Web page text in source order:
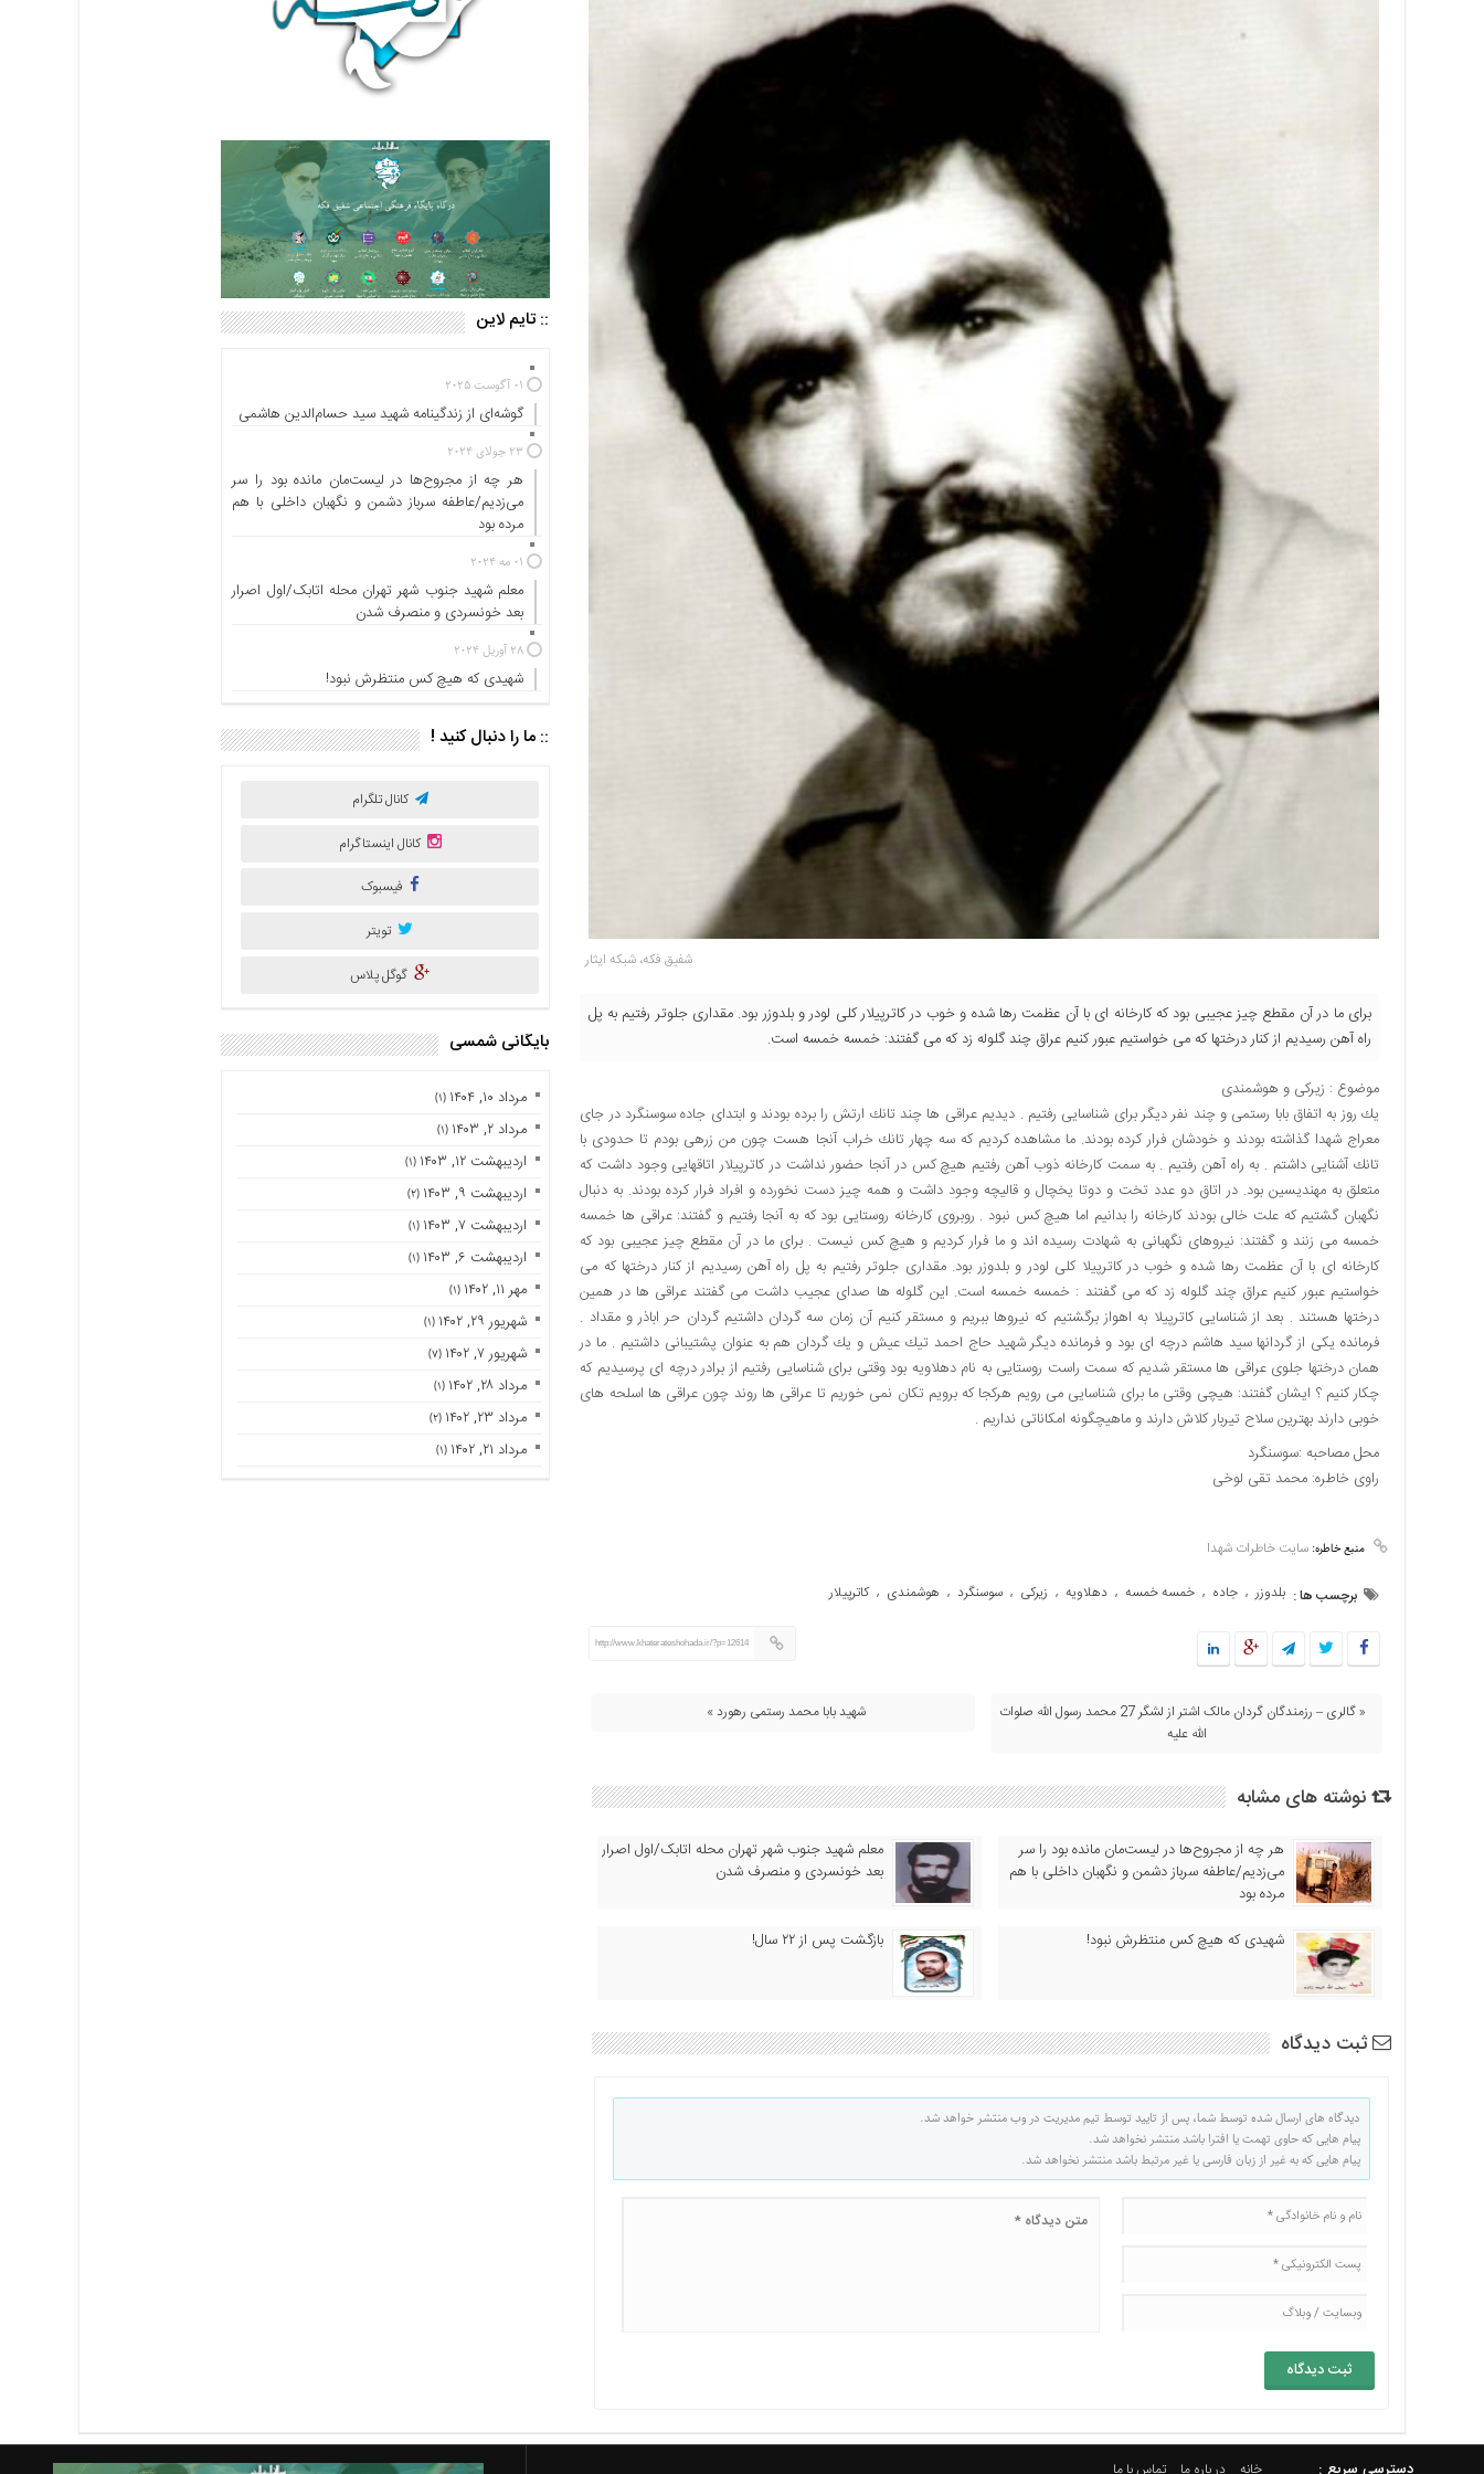
شفیق فکه، شبکه ایثار
برای ما در آن مقطع چیز عجیبی بود كه كارخانه ای با آن عظمت رها شده و خوب در كاترپیلار كلی لودر و بلدوزر بود. مقداری جلوتر رفتیم به پل
راه آهن رسیدیم از كنار درختها كه می خواستیم عبور كنیم عراق چند گلوله زد كه می گفتند: خمسه خمسه است.
موضوع : زیركی و هوشمندی
یك روز به اتفاق بابا رستمی و چند نفر دیگر برای شناسایی رفتیم . دیدیم عراقی ها چند تانك ارتش را برده بودند و ابتدای جاده سوسنگرد در جای
معراج شهدا گذاشته بودند و خودشان فرار كرده بودند. ما مشاهده كردیم كه سه چهار تانك خراب آنجا هست چون من زرهی بودم تا حدودی با
تانك آشنایی داشتم . به راه آهن رفتیم . به سمت كارخانه ذوب آهن رفتیم هیچ كس در آنجا حضور نداشت در كاترپیلار اتاقهایی وجود داشت كه
متعلق به مهندیسین بود. در اتاق دو عدد تخت و دوتا یخچال و قالیچه وجود داشت و همه چیز دست نخورده و افراد فرار كرده بودند. به دنبال
نگهبان گشتیم كه علت خالی بودند كارخانه را بدانیم اما هیچ كس نبود . روبروی كارخانه روستایی بود كه به آنجا رفتیم و گفتند: عراقی ها خمسه
خمسه می زنند و گفتند: نیروهای نگهبانی به شهادت رسیده اند و ما فرار كردیم و هیچ كس نیست . برای ما در آن مقطع چیز عجیبی بود كه
كارخانه ای با آن عظمت رها شده و خوب در كاترپیلا كلی لودر و بلدوزر بود. مقداری جلوتر رفتیم به پل راه آهن رسیدیم از كنار درختها كه می
خواستیم عبور كنیم عراق چند گلوله زد كه می گفتند : خمسه خمسه است. این گلوله ها صدای عجیب داشت می گفتند عراقی ها در همین
درختها هستند . بعد از شناسایی كاترپیلا به اهواز برگشتیم كه نیروها ببریم و مستقر كنیم آن زمان سه گردان داشتیم گردان حر اباذر و مقداد .
فرمانده یكی از گردانها سید هاشم درچه ای بود و فرمانده دیگر شهید حاج احمد تیك عیش و یك گردان هم به عنوان پشتیبانی داشتیم . ما در
همان درختها جلوی عراقی ها مستقر شدیم كه سمت راست روستایی به نام دهلاویه بود وقتی برای شناسایی رفتیم از برادر درچه ای پرسیدیم كه
چكار كنیم ؟ ایشان گفتند: هیچی وقتی ما برای شناسایی می رویم هركجا كه برویم تكان نمی خوریم تا عراقی ها روند چون عراقی ها اسلحه های
خوبی دارند بهترین سلاح تیربار كلاش دارند و ماهیچگونه امكاناتی نداریم .
محل مصاحبه :سوسنگرد
راوی خاطره: محمد تقی لوخی
منبع خاطره: سایت خاطرات شهدا
برچسب ها : بلدوزر , جاده , خمسه خمسه , دهلاویه , زیرکی , سوسنگرد , هوشمندی , کاترپیلار
http://www.khaterateshohada.ir/?p=12614
« گالری – رزمندگان گردان مالک اشتر از لشگر 27 محمد رسول الله صلوات
الله علیه
شهید بابا محمد رستمی رهورد »
نوشته های مشابه
هر چه از مجروح‌ها در لیست‌مان مانده بود را سر
می‌زدیم/عاطفه سرباز دشمن و نگهبان داخلی با هم
مرده بود
معلم شهید جنوب شهر تهران محله اتابک/اول اصرار
بعد خونسردی و منصرف شدن
شهیدی که هیچ کس منتظرش نبود! بازگشت پس از ۲۲ سال!
ثبت دیدگاه
دیدگاه های ارسال شده توسط شما، پس از تایید توسط تیم مدیریت در وب منتشر خواهد شد.
پیام هایی که حاوی تهمت یا افترا باشد منتشر نخواهد شد.
پیام هایی که به غیر از زبان فارسی یا غیر مرتبط باشد منتشر نخواهد شد.
:: تایم لاین
01 آگوست 2025
گوشه‌ای از زندگینامه شهید سید حسام‌الدین هاشمی
23 جولای 2024
هر چه از مجروح‌ها در لیست‌مان مانده بود را سر
می‌زدیم/عاطفه سرباز دشمن و نگهبان داخلی با هم
مرده بود
01 مه 2024
معلم شهید جنوب شهر تهران محله اتابک/اول اصرار
بعد خونسردی و منصرف شدن
28 آوریل 2024
شهیدی که هیچ کس منتظرش نبود!
:: ما را دنبال کنید !
کانال تلگرام
کانال اینستاگرام
فیسبوک
تویتر
گوگل پلاس
بایگانی شمسی
مرداد ۱۰, ۱۴۰۴ (۱)
مرداد ۲, ۱۴۰۳ (۱)
اردیبهشت ۱۲, ۱۴۰۳ (۱)
اردیبهشت ۹, ۱۴۰۳ (۲)
اردیبهشت ۷, ۱۴۰۳ (۱)
اردیبهشت ۶, ۱۴۰۳ (۱)
مهر ۱۱, ۱۴۰۲ (۱)
شهریور ۲۹, ۱۴۰۲ (۱)
شهریور ۷, ۱۴۰۲ (۷)
مرداد ۲۸, ۱۴۰۲ (۱)
مرداد ۲۳, ۱۴۰۲ (۲)
مرداد ۲۱, ۱۴۰۲ (۱)
خانه در باره ما تماس با ما